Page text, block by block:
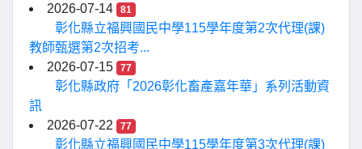
2026-07-14
81
彰化縣立福興國民中學115學年度第2次代理(課)
教師甄選第2次招考...
2026-07-15
77
彰化縣政府「2026彰化畜產嘉年華」系列活動資
訊
2026-07-22
77
彰化縣立福興國民中學115學年度第3次代理(課)